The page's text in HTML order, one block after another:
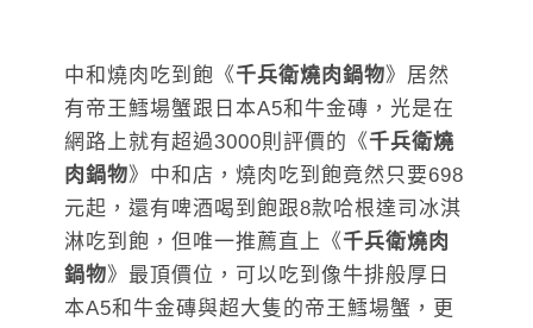
中和燒肉吃到飽《千兵衛燒肉鍋物》居然
有帝王鱈場蟹跟日本A5和牛金磚，光是在
網路上就有超過3000則評價的《千兵衛燒
肉鍋物》中和店，燒肉吃到飽竟然只要698
元起，還有啤酒喝到飽跟8款哈根達司冰淇
淋吃到飽，但唯一推薦直上《千兵衛燒肉
鍋物》最頂價位，可以吃到像牛排般厚日
本A5和牛金磚與超大隻的帝王鱈場蟹，更